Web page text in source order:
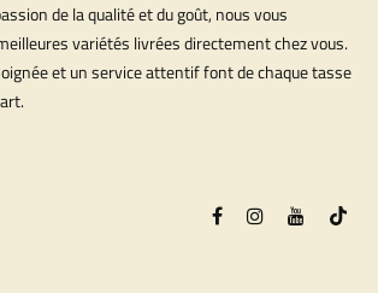
de la qualité et du goût, nous vous
variétés livrées directement chez vous.
et un service attentif font de chaque tasse